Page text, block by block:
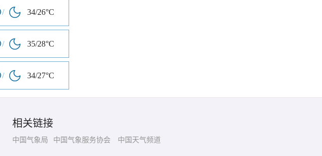
/ 34/26°C
/ 35/28°C
/ 34/27°C
相关链接
中国气象局 中国气象服务协会 中国天气频道